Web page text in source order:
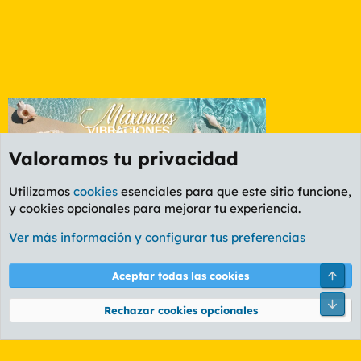
Foro General
Cookies
PL OLDSTYLE AMARILLO
Términos y reglas Política de privacidad Ayuda
Community platform by XenForo® © 2010-2026 XenForo Ltd.
Valoramos tu privacidad
Utilizamos cookies esenciales para que este sitio funcione,
y cookies opcionales para mejorar tu experiencia.
Ver más información y configurar tus preferencias
Aceptar todas las cookies
Rechazar cookies opcionales
Pie